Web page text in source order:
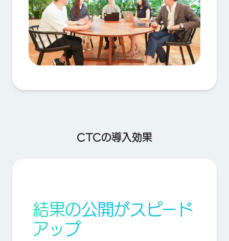
CTCの導入効果
結果の公開がスピード
アップ